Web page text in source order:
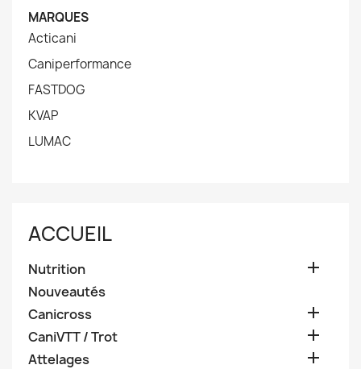
MARQUES
Acticani
Caniperformance
FASTDOG
KVAP
LUMAC
ACCUEIL
Nutrition 
Nouveautés
Canicross

CaniVTT / Trot 
Attelages 